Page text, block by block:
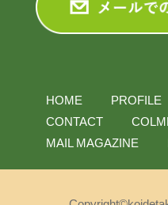
HOME PROFILE
CONTACT
MAIL MAGAZINE